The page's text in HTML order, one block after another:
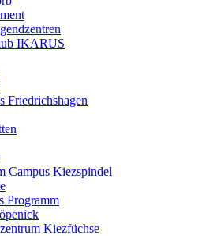
IKARUS
Friedrichshagen
Campus Kiezspindel
Programm
Kiezfüchse